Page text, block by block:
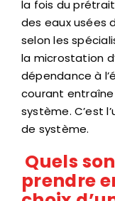
la fois du
des eaux usées
selon les
la microstation
dépendance à
courant
système. C’est
de système.
Quels
prendre